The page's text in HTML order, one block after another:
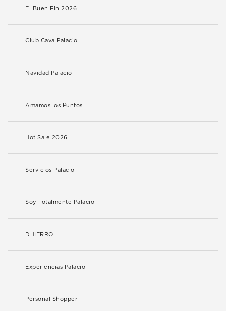
El Buen Fin 2026
Club Cava Palacio
Navidad Palacio
Amamos los Puntos
Hot Sale 2026
Servicios Palacio
Soy Totalmente Palacio
DHIERRO
Experiencias Palacio
Personal Shopper